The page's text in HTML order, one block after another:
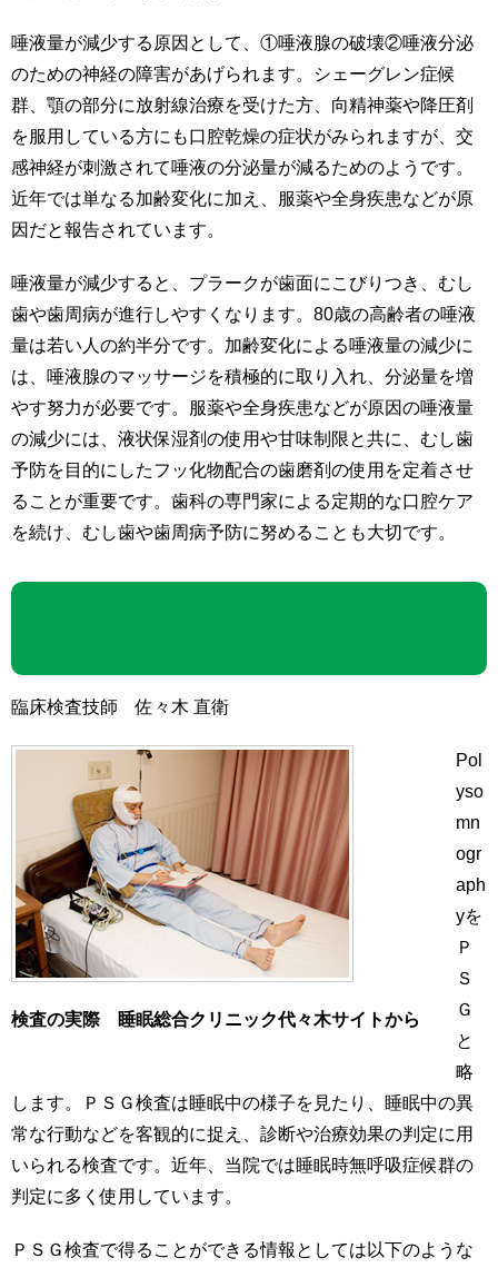
唾液量が減少する原因として、①唾液腺の破壊②唾液分泌
のための神経の障害があげられます。シェーグレン症候
群、顎の部分に放射線治療を受けた方、向精神薬や降圧剤
を服用している方にも口腔乾燥の症状がみられますが、交
感神経が刺激されて唾液の分泌量が減るためのようです。
近年では単なる加齢変化に加え、服薬や全身疾患などが原
因だと報告されています。
唾液量が減少すると、プラークが歯面にこびりつき、むし
歯や歯周病が進行しやすくなります。80歳の高齢者の唾液
量は若い人の約半分です。加齢変化による唾液量の減少に
は、唾液腺のマッサージを積極的に取り入れ、分泌量を増
やす努力が必要です。服薬や全身疾患などが原因の唾液量
の減少には、液状保湿剤の使用や甘味制限と共に、むし歯
予防を目的にしたフッ化物配合の歯磨剤の使用を定着させ
ることが重要です。歯科の専門家による定期的な口腔ケア
を続け、むし歯や歯周病予防に努めることも大切です。
臨床検査技師 佐々木 直衛
検査の実際 睡眠総合クリニック代々木サイトから
Pol
yso
mn
ogr
aph
yを
Ｐ
Ｓ
Ｇ
と
略
します。ＰＳＧ検査は睡眠中の様子を見たり、睡眠中の異
常な行動などを客観的に捉え、診断や治療効果の判定に用
いられる検査です。近年、当院では睡眠時無呼吸症候群の
判定に多く使用しています。
ＰＳＧ検査で得ることができる情報としては以下のような